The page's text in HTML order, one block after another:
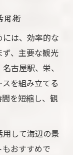
用術
は、効率的な
、主要な観光
古屋駅、栄、
を組み立てる
を短縮し、観
用して海辺の景
おすすめで